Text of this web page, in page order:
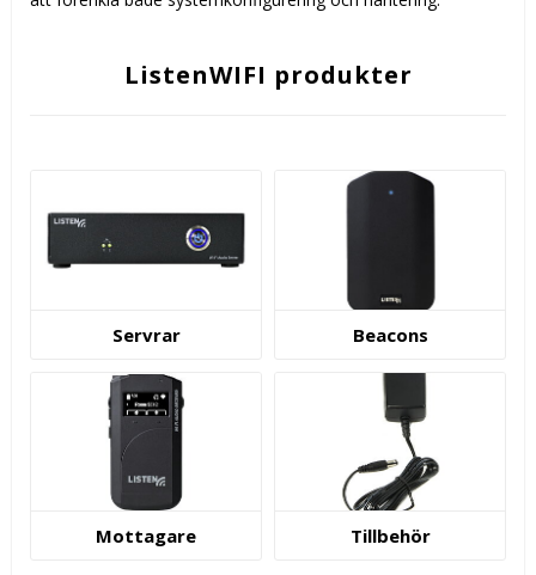
ListenWIFI produkter
Servrar Beacons
Mottagare Tillbehör